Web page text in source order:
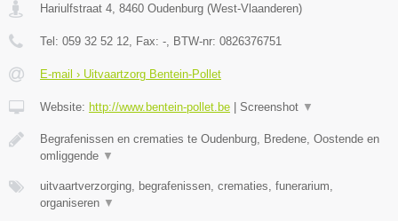
Hariulfstraat 4 8460 Oudenburg (West-Vlaanderen)
Tel: 059 32 52 12 , Fax: - , BTW-nr: 0826376751
E-mail › Uitvaartzorg Bentein-Pollet
Website: http://www.bentein-pollet.be | Screenshot ▼
Begrafenissen en crematies te Oudenburg, Bredene, Oostende en
omliggende ▼
uitvaartverzorging, begrafenissen, crematies, funerarium,
organiseren ▼